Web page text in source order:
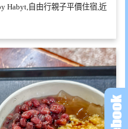
Habyt,自由行親子平價住宿,近